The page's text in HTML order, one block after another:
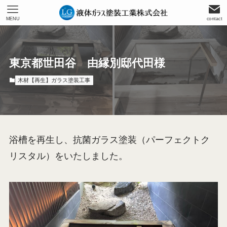
contact
MENU
東京都世田谷 由縁別邸代田様
木材【再生】ガラス塗装工事
浴槽を再生し、抗菌ガラス塗装（パーフェクトク
リスタル）をいたしました。